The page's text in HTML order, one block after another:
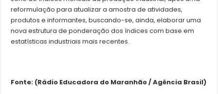
reformulação para atualizar a amostra de atividades,
produtos e informantes, buscando-se, ainda, elaborar uma
nova estrutura de ponderação dos índices com base em
estatísticas industriais mais recentes.
Fonte: (Rádio Educadora do Maranhão / Agência Brasil)